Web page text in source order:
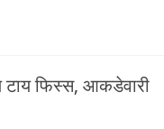
टाय फिस्स, आकडेवारी